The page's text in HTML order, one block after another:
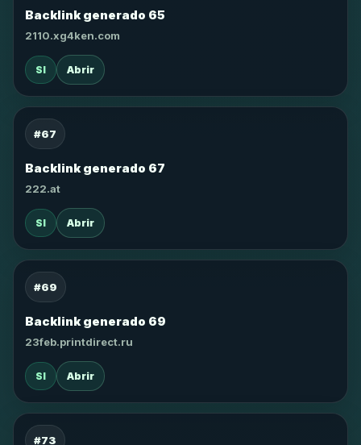
Backlink generado 65
2110.xg4ken.com
SI Abrir
#67
Backlink generado 67
222.at
SI Abrir
#69
Backlink generado 69
23feb.printdirect.ru
SI Abrir
#73